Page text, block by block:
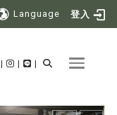
Language 登入
Toggle
| | |